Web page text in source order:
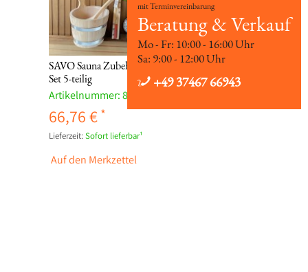
mit Terminvereinbarung
Beratung & Verkauf
Mo - Fr: 10:00 - 16:00 Uhr
Sa: 9:00 - 12:00 Uhr
+49 37467 66943
SAVO Sauna Zubehör Standard
Set 5-teilig
Artikelnummer:83670
66,76 €
Lieferzeit:Sofort lieferbar¹
Auf den Merkzettel